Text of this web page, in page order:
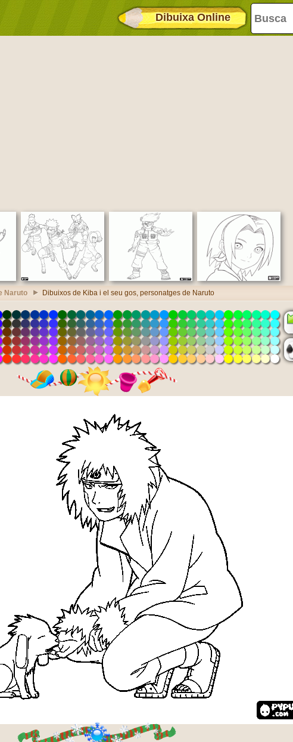
Dibuixa Online
Naruto Dibuixos de Kiba i el seu gos, personatges de Naruto